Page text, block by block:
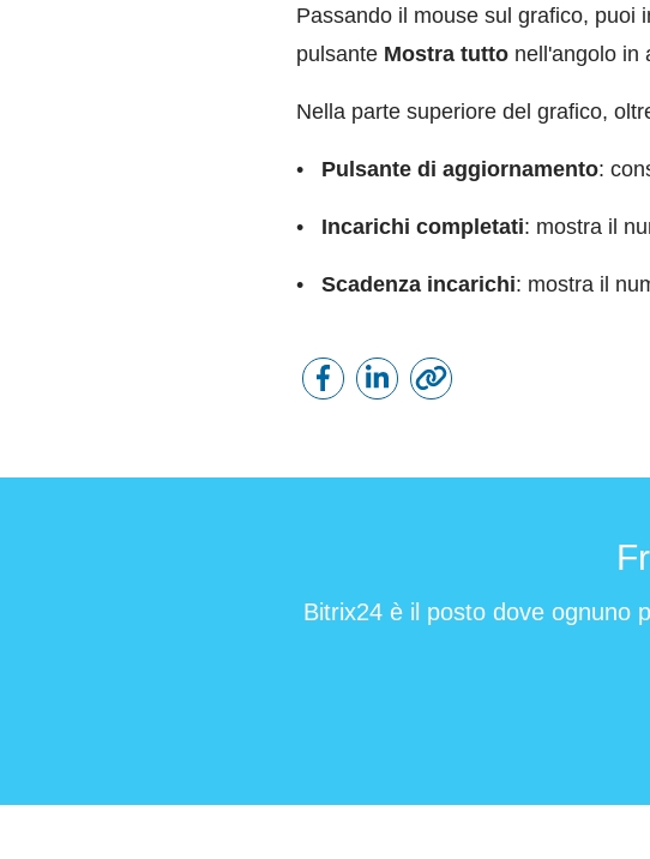
Passando il mouse sul grafico, puoi
pulsante Mostra tutto nell'angolo in
Nella parte superiore del grafico,
• Pulsante di aggiornamento:
• Incarichi completati: mostra il
• Scadenza incarichi: mostra il
Bitrix24 è il posto dove ognuno